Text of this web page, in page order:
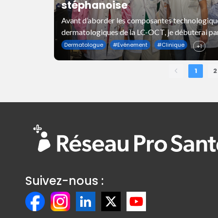
stéphanoise
Avant d’aborder les composantes
dermatologiques de la LC-OCT, je débuterai
rappel de cette belle histoire scientifique et
industrielle française.
Dermatologue #Evénement #Clinique +1
1 2
Suivez-nous :